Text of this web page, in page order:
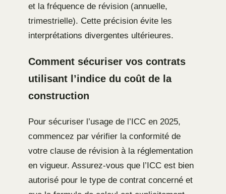
et la fréquence de révision (annuelle,
trimestrielle). Cette précision évite les
interprétations divergentes ultérieures.
Comment sécuriser vos contrats
utilisant l’indice du coût de la
construction
Pour sécuriser l’usage de l’ICC en 2025,
commencez par vérifier la conformité de
votre clause de révision à la réglementation
en vigueur. Assurez-vous que l’ICC est bien
autorisé pour le type de contrat concerné et